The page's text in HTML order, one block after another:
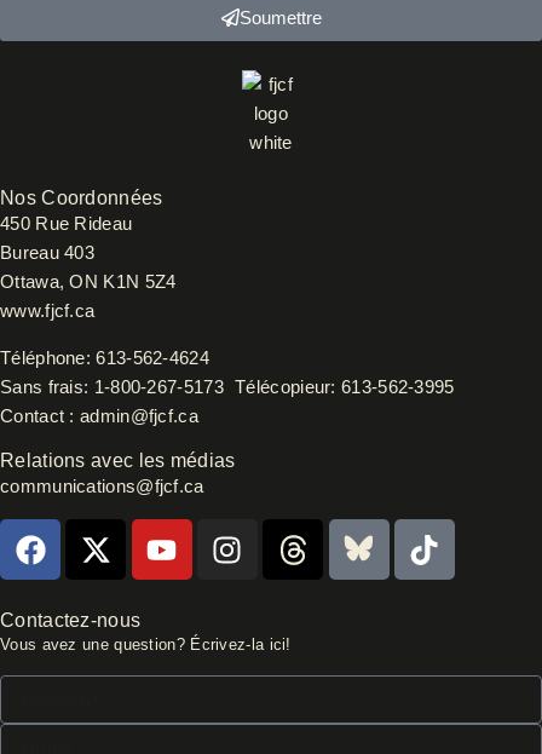
Soumettre
Nos Coordonnées
450 Rue Rideau
Bureau 403
Ottawa, ON K1N 5Z4
www.fjcf.ca
Téléphone:613-562-4624
Sans frais: 1-800-267-5173Télécopieur:613-562-3995
Contact : admin@fjcf.ca
Relations avec les médias
communications@fjcf.ca
F
a
e
b
o
o
X
-
w
i
t
t
Y
o
u
b
e
I
n
a
g
r
T
h
d
s
B
l
k
y
T
i
k
Contactez-nous
Vous avez une question? Écrivez-la ici!